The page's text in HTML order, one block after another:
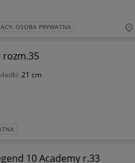
OSOBA PRYWATNA
rozm.35
21 cm
10 Academy r.33